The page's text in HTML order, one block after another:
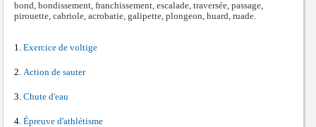
bond, bondissement, franchissement, escalade, traversée, passage,
pirouette, cabriole, acrobatie, galipette, plongeon, huard, ruade.
Exercice de voltige
Action de sauter
Chute d'eau
Épreuve d'athlétisme